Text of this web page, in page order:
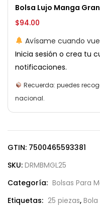
Bolsa Lujo Manga
$94.00
Avísame cuando
Inicia sesión o crea tu
notificaciones.
Recuerda: puedes
nacional.
GTIN: 7500465593381
SKU: DRMBMGL25
Categoría: Bolsas Para
Etiquetas: 25 piezas,